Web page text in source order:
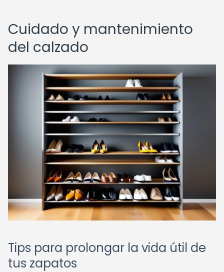
Cuidado y mantenimiento
del calzado
Tips para prolongar la vida útil de
tus zapatos